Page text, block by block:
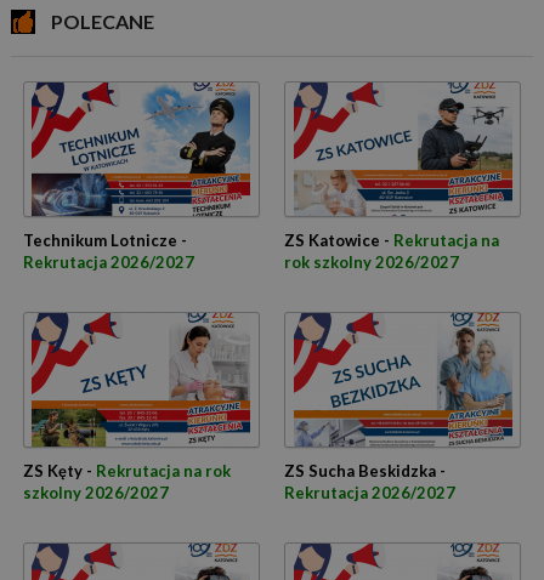
POLECANE
Technikum Lotnicze -
Rekrutacja 2026/2027
ZS Katowice - Rekrutacja na
rok szkolny 2026/2027
ZS Kęty - Rekrutacja na rok
szkolny 2026/2027
ZS Sucha Beskidzka -
Rekrutacja 2026/2027